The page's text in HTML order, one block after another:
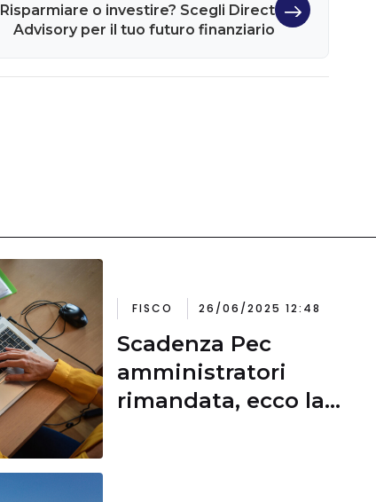
Risparmiare o investire? Scegli Direct
Advisory per il tuo futuro finanziario
FISCO 26/06/2025 12:48
Scadenza Pec
amministratori
rimandata, ecco la